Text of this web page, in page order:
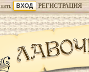
РЕГИСТРАЦИЯ